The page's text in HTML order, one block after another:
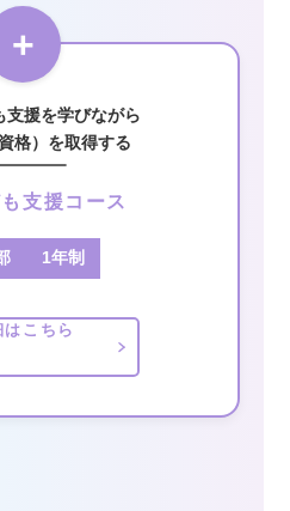
+
支援を学びながら
格）を取得する
支援コース
1年制
はこちら